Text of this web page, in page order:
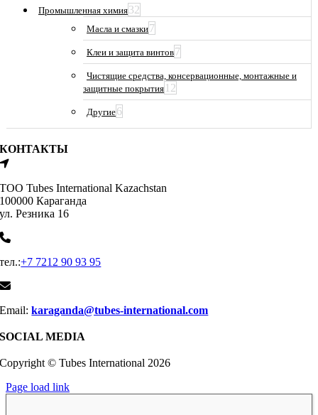
Промышленная химия32
Масла и смазки7
Клеи и защита винтов7
Чистящие средства, консервационные, монтажные и
защитные покрытия 12
Другие6
КОНТАКТЫ
ТОО Tubes International Kazachstan
100000 Караганда
ул. Резника 16
тел.:+7 7212 90 93 95
Email:karaganda@tubes-international.com
SOCIAL MEDIA
Copyright © Tubes International 2026
Page load link